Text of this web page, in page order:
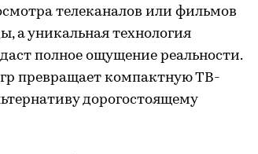
телеканалов или фильмов
а уникальная технология
полное ощущение реальности.
превращает компактную ТВ-
дорогостоящему